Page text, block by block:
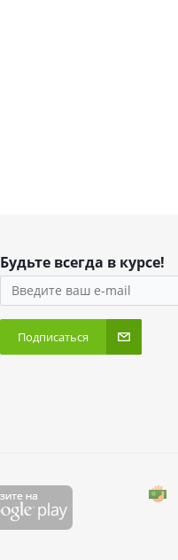
Будьте всегда в курсе!
Подписаться